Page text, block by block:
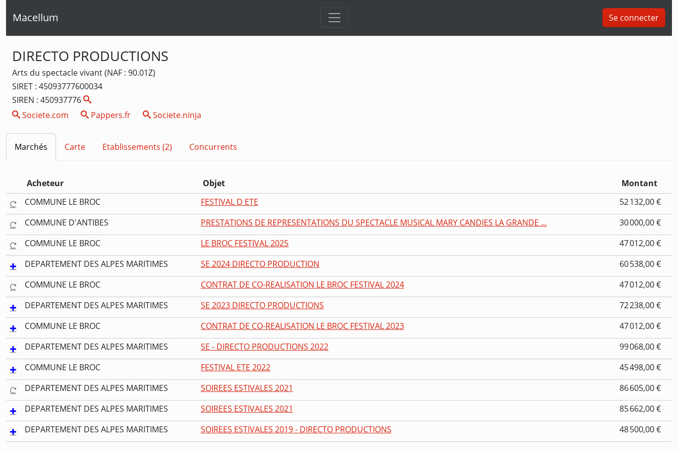
Macellum Se connecter
DIRECTO PRODUCTIONS
Arts du spectacle vivant (NAF : 90.01Z)
SIRET : 45093777600034
SIREN : 450937776
Societe.com
Pappers.fr Societe.ninja
Marchés Carte Etablissements (2) Concurrents
Acheteur Objet
Montant
COMMUNE LE BROC
FESTIVAL D ETE
52 132,00 €
COMMUNE D'ANTIBES
PRESTATIONS DE REPRESENTATIONS DU SPECTACLE MUSICAL MARY CANDIES LA GRANDE ...
30 000,00 €
COMMUNE LE BROC
LE BROC FESTIVAL 2025
47 012,00 €
DEPARTEMENT DES ALPES MARITIMES
SE 2024 DIRECTO PRODUCTION
60 538,00 €
COMMUNE LE BROC
CONTRAT DE CO-REALISATION LE BROC FESTIVAL 2024
47 012,00 €
DEPARTEMENT DES ALPES MARITIMES
SE 2023 DIRECTO PRODUCTIONS
72 238,00 €
COMMUNE LE BROC
CONTRAT DE CO-REALISATION LE BROC FESTIVAL 2023
47 012,00 €
DEPARTEMENT DES ALPES MARITIMES
SE - DIRECTO PRODUCTIONS 2022
99 068,00 €
COMMUNE LE BROC
FESTIVAL ETE 2022
45 498,00 €
DEPARTEMENT DES ALPES MARITIMES
SOIREES ESTIVALES 2021
86 605,00 €
DEPARTEMENT DES ALPES MARITIMES
SOIREES ESTIVALES 2021
85 662,00 €
DEPARTEMENT DES ALPES MARITIMES
SOIREES ESTIVALES 2019 - DIRECTO PRODUCTIONS 48 500,00 €